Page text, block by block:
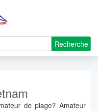
Recherche
de plage? Amateur